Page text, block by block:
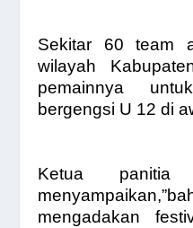
Sekitar 60 team
wilayah
pemainnya
bergengsi U 12 di
Ketua panitia
mengadakan